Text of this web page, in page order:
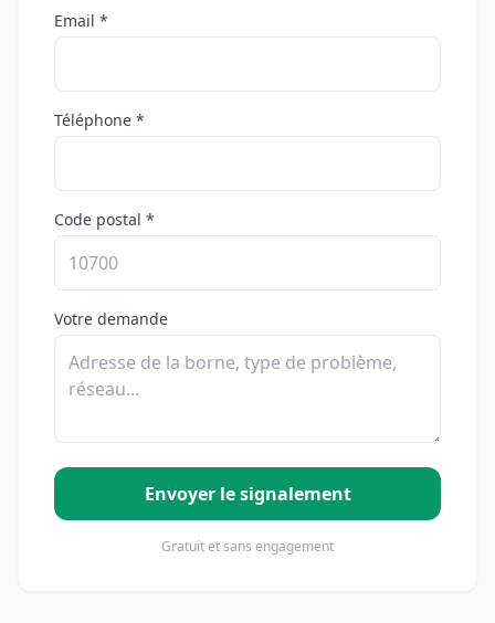
Email *
Téléphone *
Code postal *
Votre demande
Envoyer le signalement
Gratuit et sans engagement